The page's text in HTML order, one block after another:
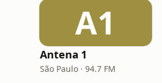
A1
Antena 1
São Paulo · 94.7 FM